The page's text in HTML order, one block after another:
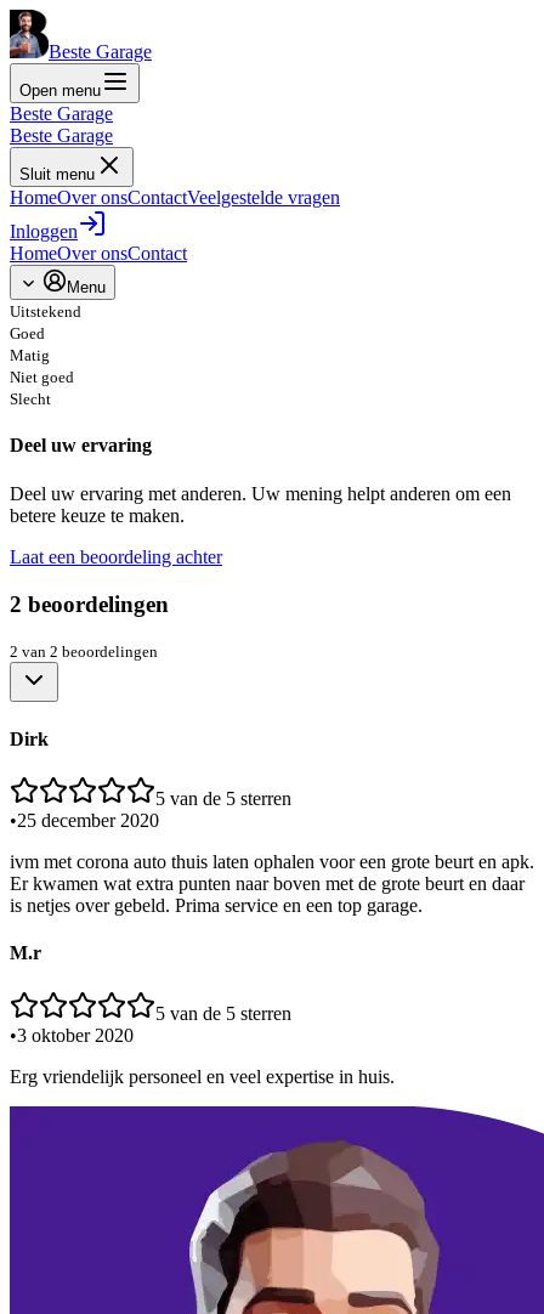
Beste Garage
Open menu
Beste Garage
Beste Garage
Sluit menu
HomeOver onsContactVeelgestelde vragen
Inloggen
HomeOver onsContact
Menu
Uitstekend
Goed
Matig
Niet goed
Slecht
Deel uw ervaring
Deel uw ervaring met anderen. Uw mening helpt anderen om een
betere keuze te maken.
Laat een beoordeling achter
2 beoordelingen
2 van 2 beoordelingen
Dirk
5 van de 5 sterren
•25 december 2020
ivm met corona auto thuis laten ophalen voor een grote beurt en apk.
Er kwamen wat extra punten naar boven met de grote beurt en daar
is netjes over gebeld. Prima service en een top garage.
M.r
5 van de 5 sterren
•3 oktober 2020
Erg vriendelijk personeel en veel expertise in huis.